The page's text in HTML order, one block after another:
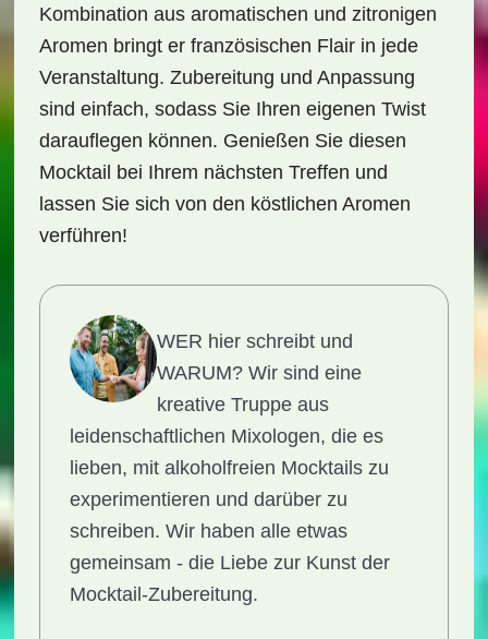
Kombination aus aromatischen und zitronigen
Aromen bringt er französischen Flair in jede
Veranstaltung. Zubereitung und Anpassung
sind einfach, sodass Sie Ihren eigenen Twist
darauflegen können. Genießen Sie diesen
Mocktail bei Ihrem nächsten Treffen und
lassen Sie sich von den köstlichen Aromen
verführen!
WER hier schreibt und
WARUM?Wir sind eine
kreative Truppe aus
leidenschaftlichen Mixologen, die es
lieben, mit alkoholfreien Mocktails zu
experimentieren und darüber zu
schreiben. Wir haben alle etwas
gemeinsam - die Liebe zur Kunst der
Mocktail-Zubereitung.